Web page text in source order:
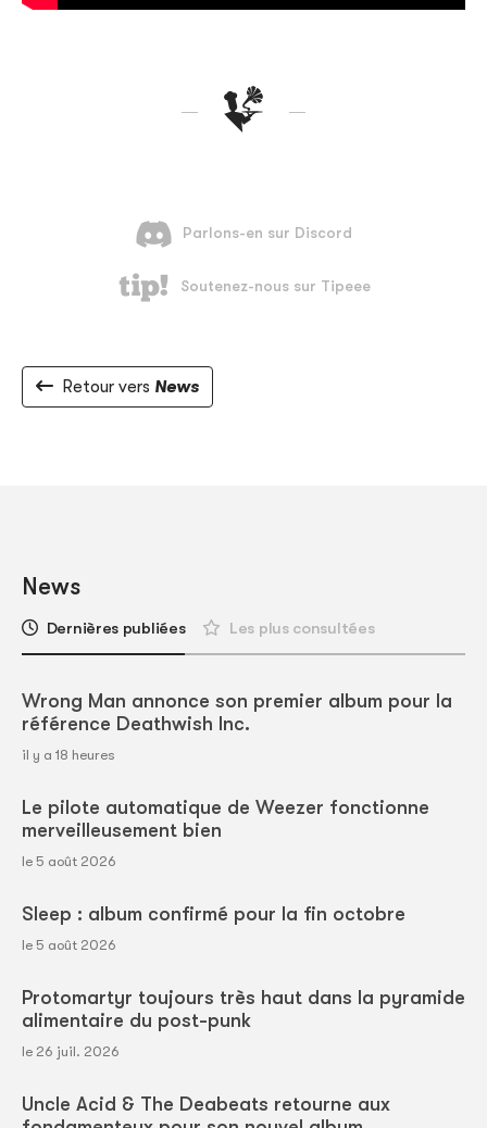
Retour vers News
News
Dernières publiées Les plus consultées
Wrong Man annonce son premier album pour la
référence Deathwish Inc.
il y a 18 heures
Le pilote automatique de Weezer fonctionne
merveilleusement bien
le 5 août 2026
Sleep : album confirmé pour la fin octobre
le 5 août 2026
Protomartyr toujours très haut dans la pyramide
alimentaire du post-punk
le 26 juil. 2026
Uncle Acid & The Deabeats retourne aux